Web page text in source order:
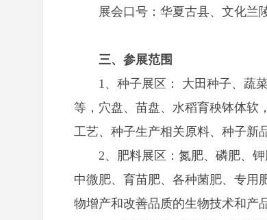
展会口号：华夏古县、文化兰
三、参展范围
1、种子展区： 大田种子、蔬
等，穴盘、苗盘、 水稻育秧钵体软
工艺、种子生产相关原料、种子新
2、肥料展区：氮肥、磷肥、
中微肥、育苗肥、各种菌肥、专用
物增产和改善品质的生物技术和产